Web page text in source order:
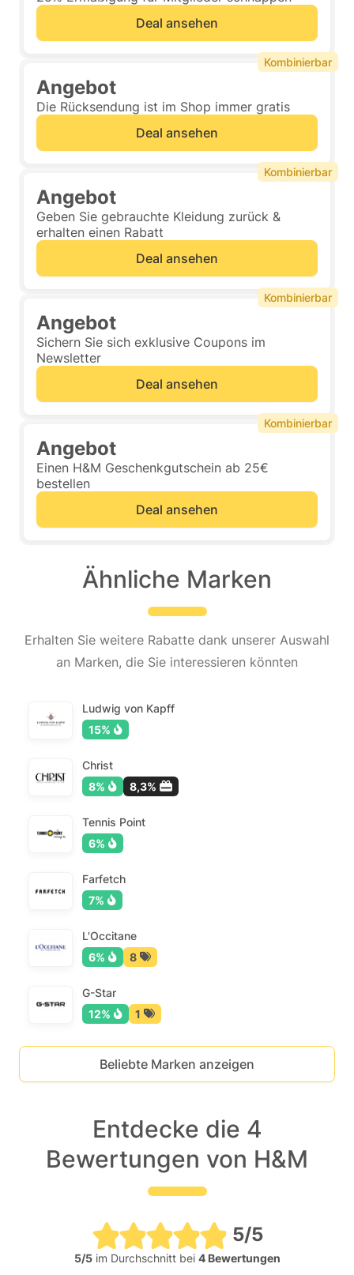
Deal ansehen
Angebot
Die Rücksendung ist im Shop immer gratis
Deal ansehen
Kombinierbar
Angebot
Geben Sie gebrauchte Kleidung zurück &
erhalten einen Rabatt
Deal ansehen
Kombinierbar
Angebot
Sichern Sie sich exklusive Coupons im
Newsletter
Deal ansehen
Kombinierbar
Angebot
Einen H&M Geschenkgutschein ab 25€
bestellen
Deal ansehen
Kombinierbar
Ähnliche Marken
Erhalten Sie weitere Rabatte dank unserer Auswahl
an Marken, die Sie interessieren könnten
Ludwig von Kapff
15%
Christ
8%
8,3%
Tennis Point
6%
Farfetch
7%
L'Occitane
6%
8
G-Star
12%
1
Beliebte Marken anzeigen
Entdecke die 4
Bewertungen von H&M
5/5
5/5im Durchschnitt bei 4 Bewertungen